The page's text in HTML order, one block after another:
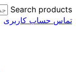
Search products
تماس حساب کاربری